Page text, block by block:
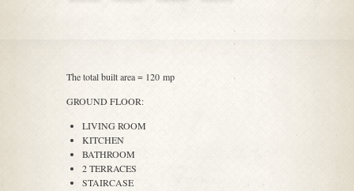
The total built area = 120 mp
GROUND FLOOR:
LIVING ROOM
KITCHEN
BATHROOM
2 TERRACES
STAIRCASE